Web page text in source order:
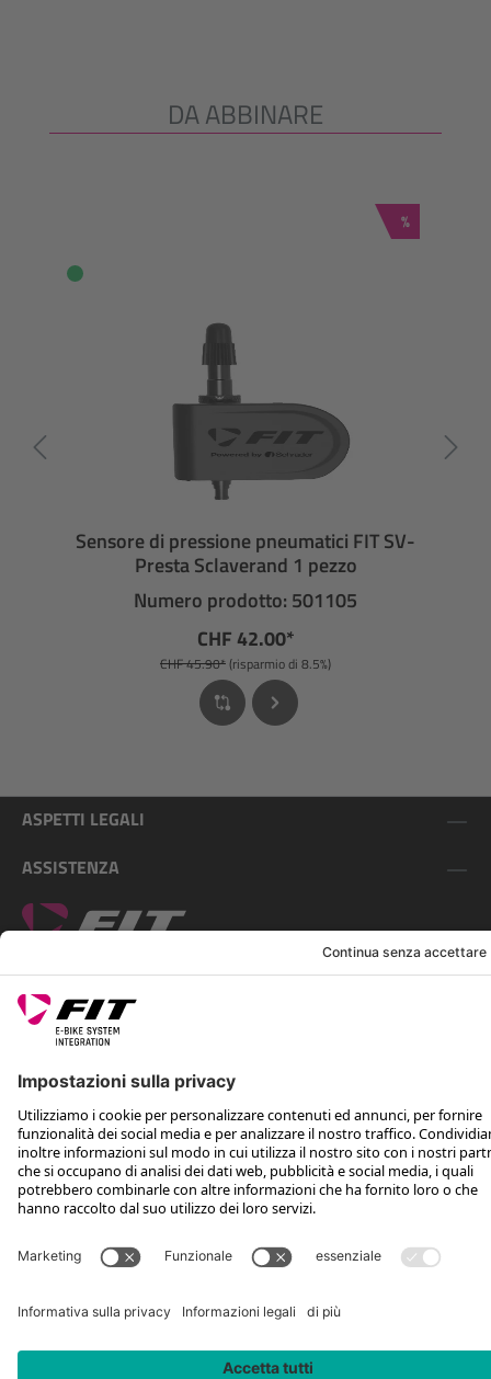
Salta la galleria dei prodotti
DA ABBINARE
Sconto
%
Sensore di pressione pneumatici FIT SV-
Presta Sclaverand 1 pezzo
Numero prodotto: 501105
CHF 42.00*
CHF 45.90*(risparmio di 8.5%)
ASPETTI LEGALI
ASSISTENZA
*Prezzo al dettaglio consigliato IVA inclusa più spese di spedizione e TSA
Rotax Bike Technology AG © 2025